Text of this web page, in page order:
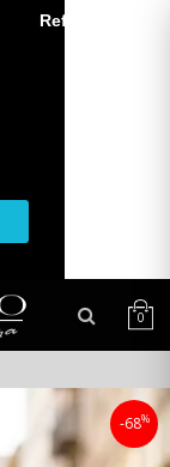
Refuza toate
0
-68%